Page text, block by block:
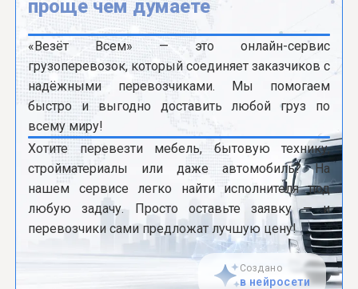
проще чем думаете
«Везёт Всем» — это онлайн-сервис
грузоперевозок, который соединяет заказчиков с
надёжными перевозчиками. Мы помогаем
быстро и выгодно доставить любой груз по
всему миру!
Хотите перевезти мебель, бытовую технику,
стройматериалы или даже автомобиль? На
нашем сервисе легко найти исполнителя под
любую задачу. Просто оставьте заявку — и
перевозчики сами предложат лучшую цену!
Создано
в нейросети